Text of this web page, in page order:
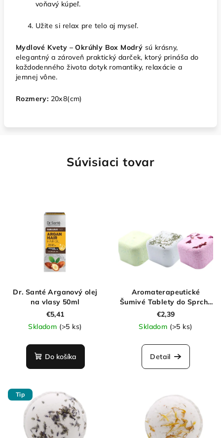
voňavý kúpeľ.
Užite si relax pre telo aj myseľ.
Mydlové Kvety – Okrúhly Box Modrý sú krásny,
elegantný a zároveň praktický darček, ktorý prináša do
každodenného života dotyk romantiky, relaxácie a
jemnej vône.
Rozmery: 20x8(cm)
Súvisiaci tovar
Dr. Santé Arganový olej
na vlasy 50ml
€5,41
Skladom (>5 ks)
Do košíka
Aromaterapeutické
Šumivé Tablety do Sprchy
70g
€2,39
Skladom (>5 ks)
Detail
Tip